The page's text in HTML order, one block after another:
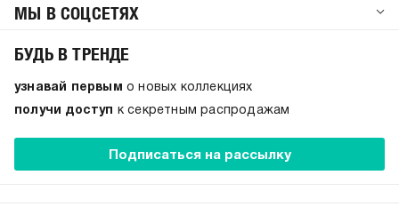
МЫ В СОЦСЕТЯХ
БУДЬ В ТРЕНДЕ
узнавай первым о новых коллекциях
получи доступ к секретным распродажам
Подписаться на рассылку